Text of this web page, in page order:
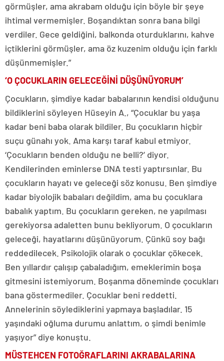
görmüşler, ama akrabam olduğu için böyle bir şeye
ihtimal vermemişler. Boşandıktan sonra bana bilgi
verdiler. Gece geldiğini, balkonda oturduklarını, kahve
içtiklerini görmüşler, ama öz kuzenim olduğu için farklı
düşünmemişler.”
‘O ÇOCUKLARIN GELECEĞİNİ DÜŞÜNÜYORUM’
Çocukların, şimdiye kadar babalarının kendisi olduğunu
bildiklerini söyleyen Hüseyin A., “Çocuklar bu yaşa
kadar beni baba olarak bildiler. Bu çocukların hiçbir
suçu günahı yok. Ama karşı taraf kabul etmiyor.
‘Çocukların benden olduğu ne belli?’ diyor.
Kendilerinden eminlerse DNA testi yaptırsınlar. Bu
çocukların hayatı ve geleceği söz konusu. Ben şimdiye
kadar biyolojik babaları değildim, ama bu çocuklara
babalık yaptım. Bu çocukların gereken, ne yapılması
gerekiyorsa adaletten bunu bekliyorum. O çocukların
geleceği, hayatlarını düşünüyorum. Çünkü soy bağı
reddedilecek. Psikolojik olarak o çocuklar çökecek.
Ben yıllardır çalışıp çabaladığım, emeklerimin boşa
gitmesini istemiyorum. Boşanma döneminde çocukları
bana göstermediler. Çocuklar beni reddetti.
Annelerinin söylediklerini yapmaya başladılar. 15
yaşındaki oğluma durumu anlattım, o şimdi benimle
yaşıyor” diye konuştu.
MÜSTEHCEN FOTOĞRAFLARINI AKRABALARINA